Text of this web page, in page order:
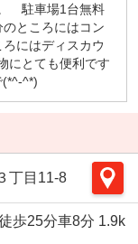
駐車場1台無料
ところにはコン
にはディスカウ
にとても便利です
^*)
丁目11-8
歩25分車8分 1.9k